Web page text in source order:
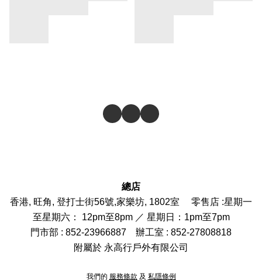
總店
香港, 旺角, 登打士街56號,家樂坊, 1802室 零售店 :星期一
至星期六： 12pm至8pm ／ 星期日：1pm至7pm
門市部 : 852-23966887 辦工室 : 852-27808818
附屬於 永高行戶外有限公司
我們的 服務條款 及 私隱條例